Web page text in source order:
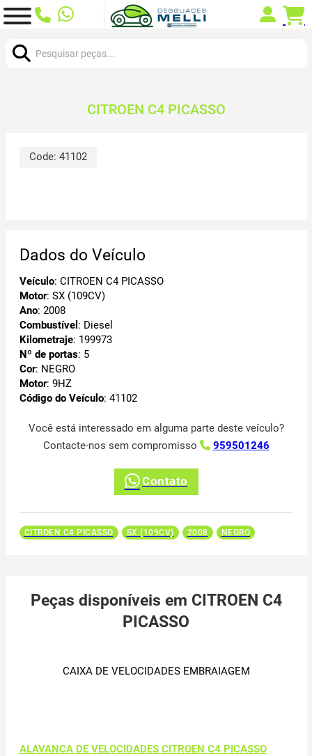
CITROEN C4 PICASSO
Code: 41102
Dados do Veículo
Veículo: CITROEN C4 PICASSO
Motor: SX (109CV)
Ano: 2008
Combustível : Diesel
Kilometraje: 199973
Nº de portas: 5
Cor: NEGRO
Motor: 9HZ
Código do Veículo: 41102
Você está interessado em alguma parte deste veículo?
Contacte-nos sem compromisso
959501246
Contato
CITROEN C4 PICASSO SX (109CV) 2008 NEGRO
Peças disponíveis em CITROEN C4
PICASSO
CAIXA DE VELOCIDADES EMBRAIAGEM
ALAVANCA DE VELOCIDADES CITROEN C4 PICASSO